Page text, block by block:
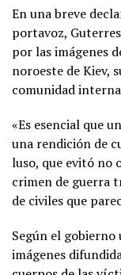
En una breve
portavoz,
por las imágenes
noroeste de Kiev,
comunidad
«Es esencial que
una rendición de
luso, que evitó no
crimen de guerra
de civiles que
Según el gobierno
imágenes